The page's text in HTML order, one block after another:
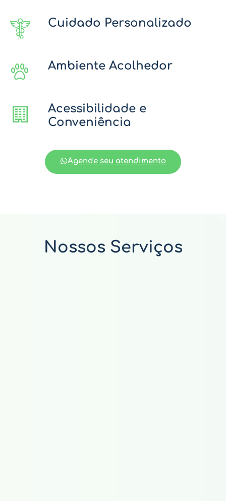
Cuidado Personalizado
Ambiente Acolhedor
Acessibilidade e
Conveniência
Agende seu atendimento
Nossos Serviços